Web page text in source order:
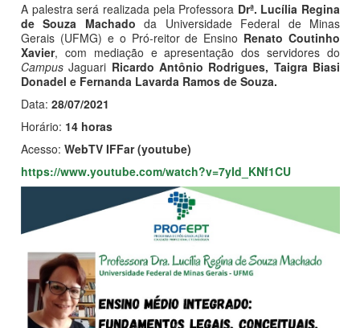
A palestra será realizada pela Professora Drª. Lucília Regina
de Souza Machado da Universidade Federal de Minas
Gerais (UFMG) e o Pró-reitor de Ensino Renato Coutinho
Xavier, com mediação e apresentação dos servidores do
Campus Jaguari Ricardo Antônio Rodrigues, Taigra Biasi
Donadel e Fernanda Lavarda Ramos de Souza.
Data: 28/07/2021
Horário: 14 horas
Acesso: WebTV IFFar (youtube)
https://www.youtube.com/watch?v=7yId_KNf1CU